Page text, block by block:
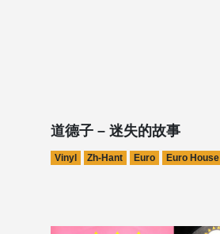
道德子 – 迷失的故事
Vinyl Zh-Hant Euro Euro House